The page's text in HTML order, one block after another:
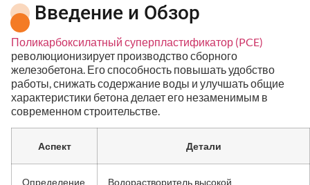
Введение и Обзор
Поликарбоксилатный суперпластификатор (PCE)
революционизирует производство сборного
железобетона. Его способность повышать удобство
работы, снижать содержание воды и улучшать общие
характеристики бетона делает его незаменимым в
современном строительстве.
Аспект Детали
Определение
Водорастворитель высокой